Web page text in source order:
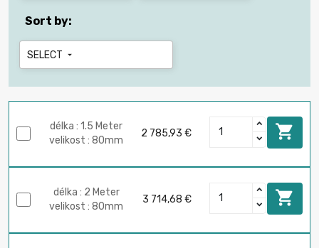
Sort by:
SELECT 
délka : 1.5 Meter
velikost : 80mm
2 785,93 € 
délka : 2 Meter
velikost : 80mm
3 714,68 € 